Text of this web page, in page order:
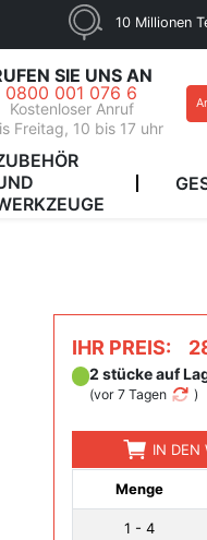
10 Millionen
SIE UNS AN
0800 001 076 6
Kostenloser Anruf
Freitag, 10 bis 17 uhr
IHR PREIS:
2 stücke auf
(vor 7 Tagen )
IN DEN
Menge
1 - 4